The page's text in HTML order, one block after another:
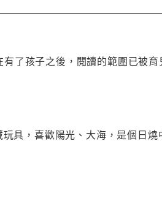
了孩子之後，閱讀的範圍已被
具，喜歡陽光、大海，是個日